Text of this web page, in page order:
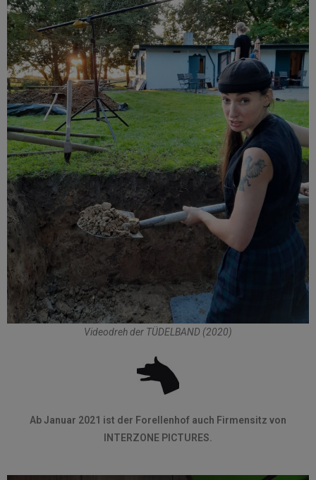
Videodreh der TÜDELBAND (2020)
Ab Januar 2021 ist der Forellenhof auch Firmensitz von
INTERZONE PICTURES.